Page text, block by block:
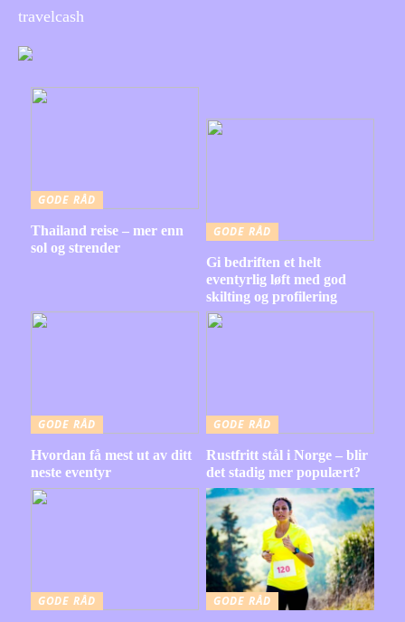
travelcash
GODE RÅD
Thailand reise – mer enn
sol og strender
GODE RÅD
Gi bedriften et helt
eventyrlig løft med god
skilting og profilering
GODE RÅD
Hvordan få mest ut av ditt
neste eventyr
GODE RÅD
Rustfritt stål i Norge – blir
det stadig mer populært?
GODE RÅD
GODE RÅD